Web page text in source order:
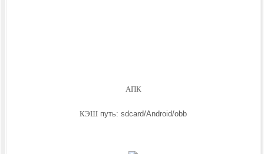
АПК
КЭШ путь: sdcard/Android/obb